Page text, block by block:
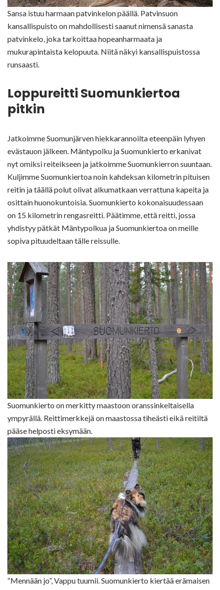
Sansa istuu harmaan patvinkelon päällä. Patvinsuon
kansallispuisto on mahdollisesti saanut nimensä sanasta
patvinkelo, joka tarkoittaa hopeanharmaata ja
mukurapintaista kelopuuta. Niitä näkyi kansallispuistossa
runsaasti.
Loppureitti Suomunkiertoa
pitkin
Jatkoimme Suomunjärven hiekkarannoilta eteenpäin lyhyen
evästauon jälkeen. Mäntypolku ja Suomunkierto erkanivat
nyt omiksi reiteikseen ja jatkoimme Suomunkierron suuntaan.
Kuljimme Suomunkiertoa noin kahdeksan kilometrin pituisen
reitin ja täällä polut olivat alkumatkaan verrattuna kapeita ja
osittain huonokuntoisia. Suomunkierto kokonaisuudessaan
on 15 kilometrin rengasreitti. Päätimme, että reitti, jossa
yhdistyy pätkät Mäntypolkua ja Suomunkiertoa on meille
sopiva pituudeltaan tälle reissulle.
Suomunkierto on merkitty maastoon oranssinkeltaisella
ympyrällä. Reittimerkkejä on maastossa tiheästi eikä reitiltä
pääse helposti eksymään.
“Mennään jo”, Vappu tuumii. Suomunkierto kiertää erämaisen